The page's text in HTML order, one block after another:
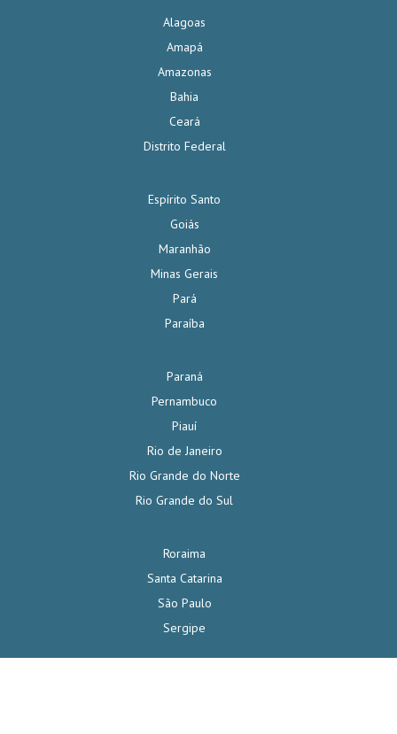
Alagoas
Amapá
Amazonas
Bahia
Ceará
Distrito Federal
Espírito Santo
Goiás
Maranhão
Minas Gerais
Pará
Paraíba
Paraná
Pernambuco
Piauí
Rio de Janeiro
Rio Grande do Norte
Rio Grande do Sul
Roraima
Santa Catarina
São Paulo
Sergipe